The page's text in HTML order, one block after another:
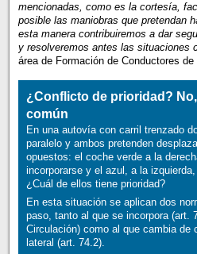
mencionadas, como es la cortesía,
posible las maniobras que pretendan
esta manera contribuiremos a dar
y resolveremos antes las situaciones
área de Formación de Conductores de
¿Conflicto de prioridad?
común
En una autovía con carril trenzado
paralelo y ambos pretenden
opuestos: el coche verde a la
incorporarse y el azul, a la
¿Cuál de ellos tiene prioridad?
En esta situación se aplican dos
paso, tanto al que se incorpora (art.
Circulación) como al que cambia de
lateral (art. 74.2).